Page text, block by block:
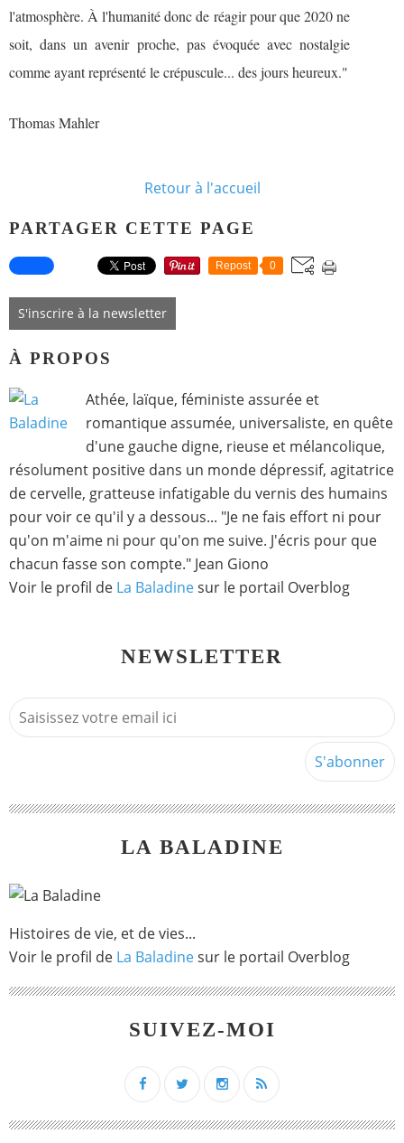
l'atmosphère. À l'humanité donc de réagir pour que 2020 ne
soit, dans un avenir proche, pas évoquée avec nostalgie
comme ayant représenté le crépuscule... des jours heureux."
Thomas Mahler
Retour à l'accueil
PARTAGER CETTE PAGE
Repost 0
S'inscrire à la newsletter
À PROPOS
Athée, laïque, féministe assurée et
romantique assumée, universaliste, en quête
d'une gauche digne, rieuse et mélancolique,
résolument positive dans un monde dépressif, agitatrice
de cervelle, gratteuse infatigable du vernis des humains
pour voir ce qu'il y a dessous... "Je ne fais effort ni pour
qu'on m'aime ni pour qu'on me suive. J'écris pour que
chacun fasse son compte." Jean Giono
Voir le profil de La Baladinesur le portail Overblog
NEWSLETTER
LA BALADINE
Histoires de vie, et de vies...
Voir le profil de La Baladinesur le portail Overblog
SUIVEZ-MOI